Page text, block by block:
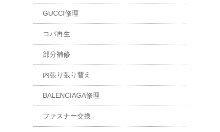
GUCCI修理
コバ再生
部分補修
内張り張り替え
BALENCIAGA修理
ファスナー交換